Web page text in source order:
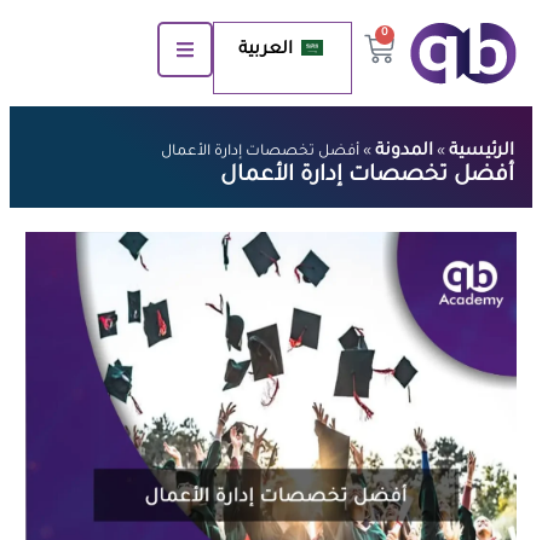
0
العربية
الرئيسية » المدونة » أفضل تخصصات إدارة الأعمال
أفضل تخصصات إدارة الأعمال